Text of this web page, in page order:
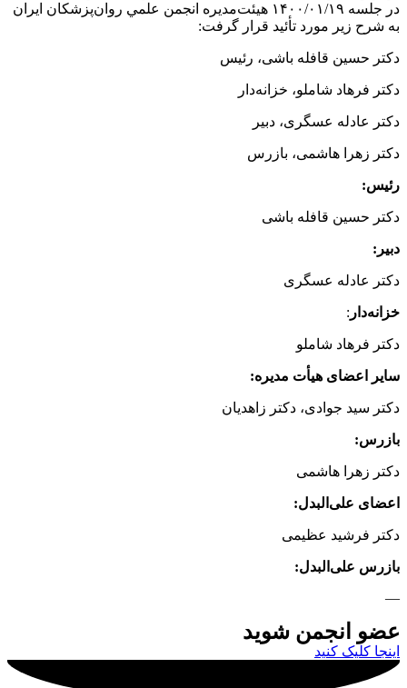
در جلسه ۱۴۰۰/۰۱/۱۹ هيئت‌مديره انجمن علمي روان‌پزشكان ایران
به شرح زیر مورد تأئید قرار گرفت:
دکتر حسین قافله باشی، رئیس
دکتر فرهاد شاملو، خزانه‌دار
دکتر عادله عسگری، دبیر
دکتر زهرا هاشمی، بازرس
رئیس:
دکتر حسین قافله باشی
دبیر:
دکتر عادله عسگری
خزانه‌دار :
دکتر فرهاد شاملو
سایر اعضای هیأت مدیره:
دکتر سید جوادی، دکتر زاهدیان
بازرس:
دکتر زهرا هاشمی
اعضای علی‌البدل:
دکتر فرشید عظیمی
بازرس علی‌البدل:
—
عضو انجمن شوید
اینجا کلیک کنید